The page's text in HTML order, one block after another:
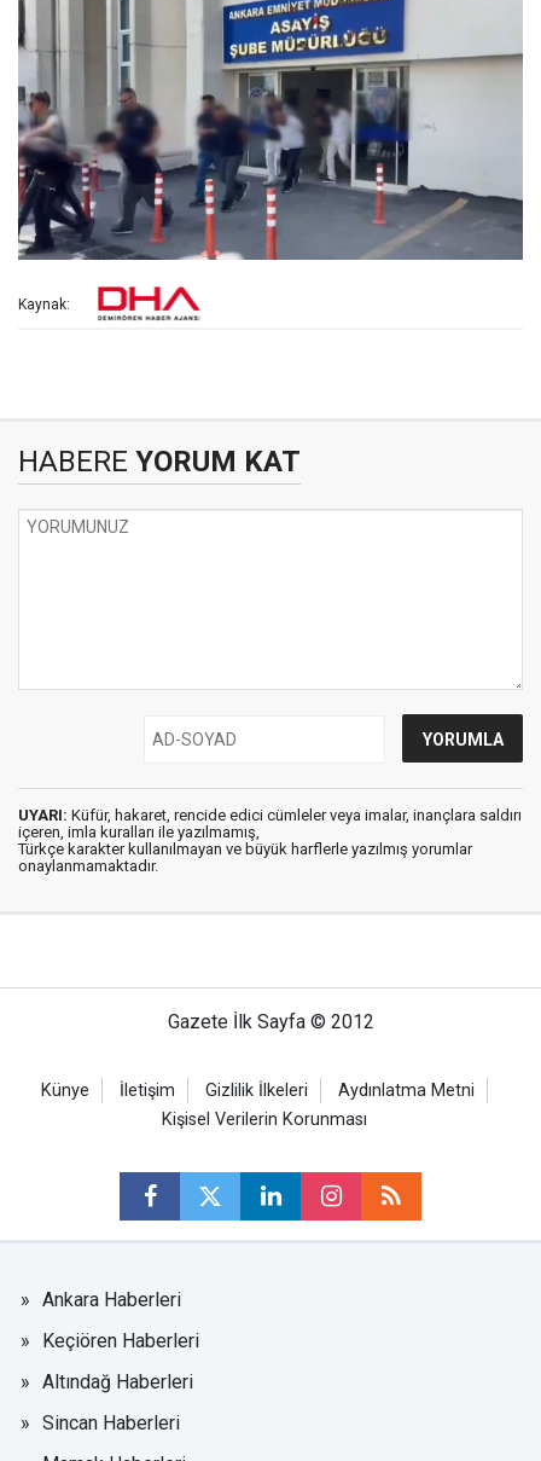
Kaynak:
HABERE YORUM KAT
UYARI: Küfür, hakaret, rencide edici cümleler veya imalar, inançlara saldırı
içeren, imla kuralları ile yazılmamış,
Türkçe karakter kullanılmayan ve büyük harflerle yazılmış yorumlar
onaylanmamaktadır.
Gazete İlk Sayfa © 2012
Künye İletişim Gizlilik İlkeleri
Aydınlatma Metni
Kişisel Verilerin Korunması
Ankara Haberleri
Keçiören Haberleri
Altındağ Haberleri
Sincan Haberleri